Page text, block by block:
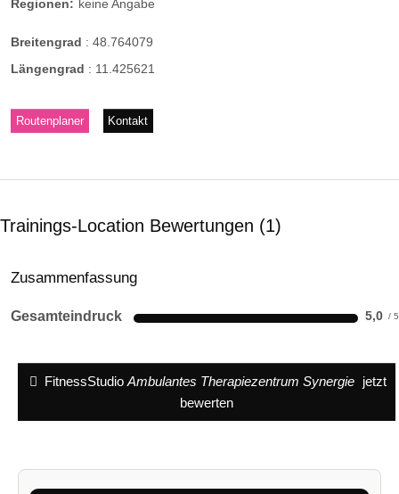
Regionen: keine Angabe
Breitengrad : 48.764079
Längengrad : 11.425621
Routenplaner Kontakt
Trainings-Location Bewertungen 1
Zusammenfassung
Gesamteindruck 5,0
FitnessStudioAmbulantes Therapiezentrum Synergie jetzt
bewerten